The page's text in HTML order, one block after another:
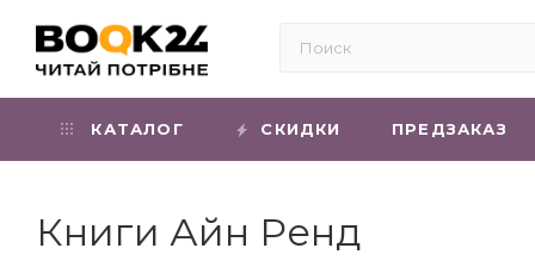
КАТАЛОГ СКИДКИ ПРЕДЗАКАЗ
Книги Айн Ренд